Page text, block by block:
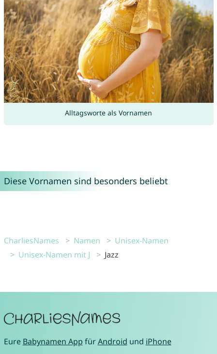
Alltagsworte als Vornamen
Diese Vornamen sind besonders beliebt
CharliesNames Namen
Unisex-Namen
Unisex-Namen mit J
Jazz
Eure Babynamen App fürAndroid und iPhone